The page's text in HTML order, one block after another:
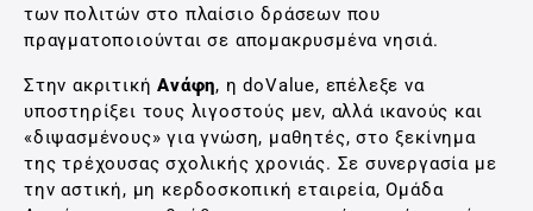
των πολιτών στο πλαίσιο δράσεων που
πραγματοποιούνται σε απομακρυσμένα νησιά.
Στην ακριτικήΑνάφη, η doValue, επέλεξε να
υποστηρίξει τους λιγοστούς μεν, αλλά ικανούς και
«διψασμένους» για γνώση, μαθητές, στο ξεκίνημα
της τρέχουσας σχολικής χρονιάς. Σε συνεργασία με
την αστική, μη κερδοσκοπική εταιρεία, Ομάδα